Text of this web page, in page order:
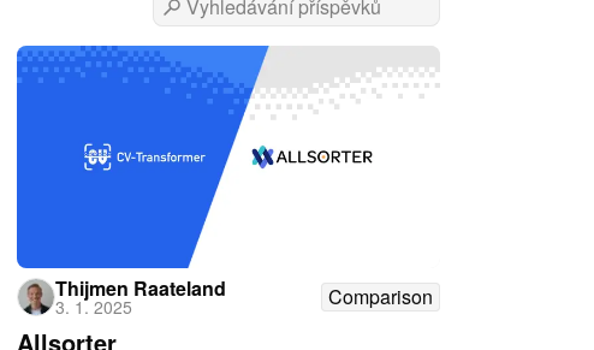
Thijmen Raateland
3. 1. 2025 Comparison
Allsorter